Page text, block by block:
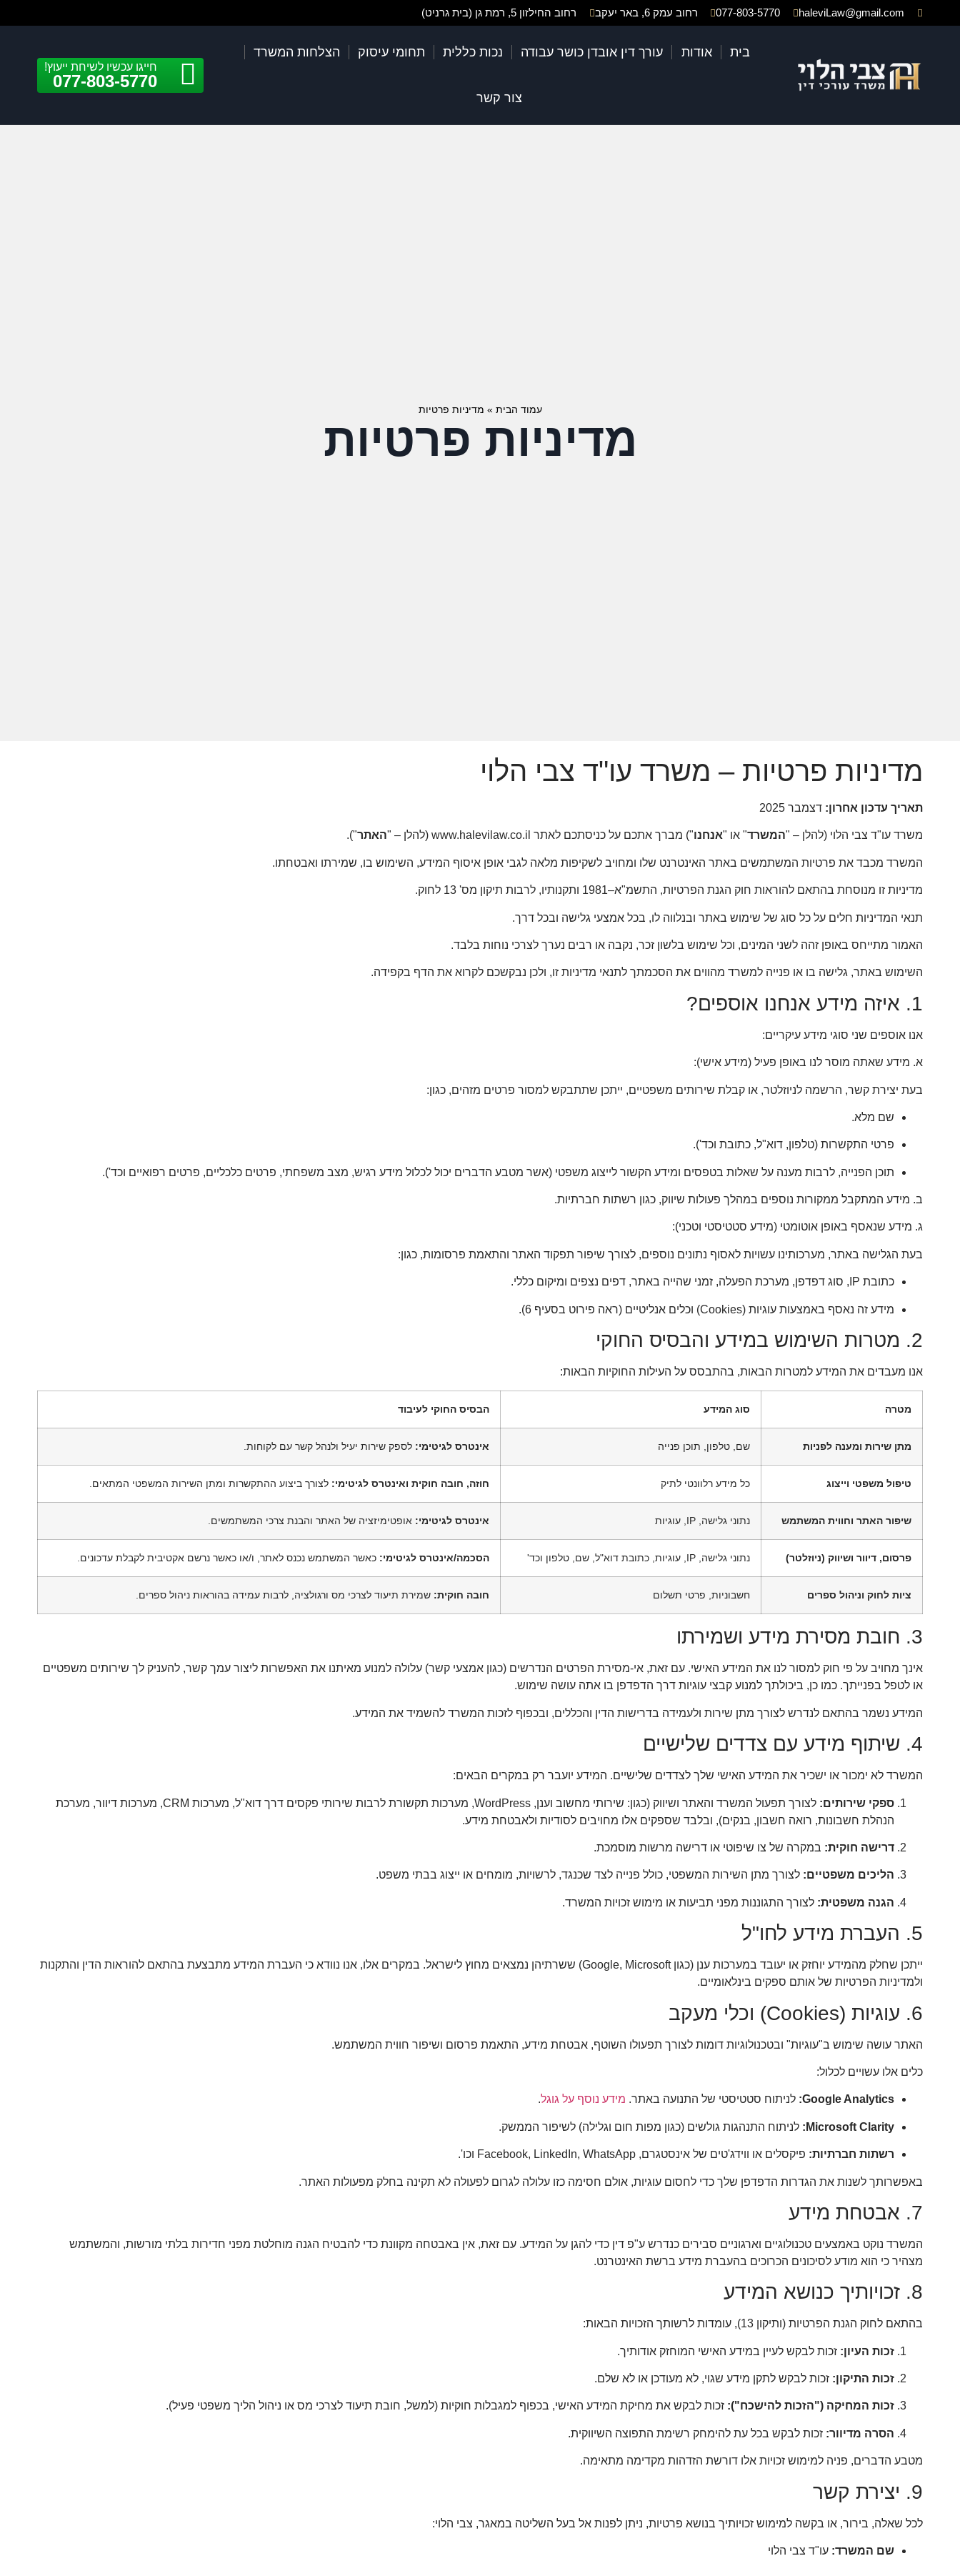
haleviLaw@gmail.com
077-803-5770 רחוב עמק 6, באר יעקב רחוב החילזון 5, רמת גן (בית גרניט)
בית אודות עורך דין אובדן כושר עבודה נכות כללית תחומי עיסוק הצלחות המשרד
צור קשר
חייגו עכשיו לשיחת ייעוץ!
077-803-5770
עמוד הבית » מדיניות פרטיות
מדיניות פרטיות
מדיניות פרטיות – משרד עו"ד צבי הלוי
תאריך עדכון אחרון: דצמבר 2025
משרד עו"ד צבי הלוי (להלן – "המשרד" או "אנחנו") מברך אתכם על כניסתכם לאתר www.halevilaw.co.il (להלן – " האתר").
המשרד מכבד את פרטיות המשתמשים באתר האינטרנט שלו ומחויב לשקיפות מלאה לגבי אופן איסוף המידע, השימוש בו, שמירתו ואבטחתו.
מדיניות זו מנוסחת בהתאם להוראות חוק הגנת הפרטיות, התשמ"א–1981 ותקנותיו, לרבות תיקון מס' 13 לחוק.
תנאי המדיניות חלים על כל סוג של שימוש באתר ובנלווה לו, בכל אמצעי גלישה ובכל דרך.
האמור מתייחס באופן זהה לשני המינים, וכל שימוש בלשון זכר, נקבה או רבים נערך לצרכי נוחות בלבד.
השימוש באתר, גלישה בו או פנייה למשרד מהווים את הסכמתך לתנאי מדיניות זו, ולכן נבקשכם לקרוא את הדף בקפידה.
1. איזה מידע אנחנו אוספים?
אנו אוספים שני סוגי מידע עיקריים:
א. מידע שאתה מוסר לנו באופן פעיל (מידע אישי):
בעת יצירת קשר, הרשמה לניוזלטר, או קבלת שירותים משפטיים, ייתכן שתתבקש למסור פרטים מזהים, כגון:
שם מלא.
פרטי התקשרות (טלפון, דוא"ל, כתובת וכד').
תוכן הפנייה, לרבות מענה על שאלות בטפסים ומידע הקשור לייצוג משפטי (אשר מטבע הדברים יכול לכלול מידע רגיש, מצב משפחתי, פרטים כלכליים, פרטים רפואיים וכד').
ב. מידע המתקבל ממקורות נוספים במהלך פעולות שיווק, כגון רשתות חברתיות.
ג. מידע שנאסף באופן אוטומטי (מידע סטטיסטי וטכני):
בעת הגלישה באתר, מערכותינו עשויות לאסוף נתונים נוספים, לצורך שיפור תפקוד האתר והתאמת פרסומות, כגון:
כתובת IP, סוג דפדפן, מערכת הפעלה, זמני שהייה באתר, דפים נצפים ומיקום כללי.
מידע זה נאסף באמצעות עוגיות (Cookies) וכלים אנליטיים (ראה פירוט בסעיף 6).
2. מטרות השימוש במידע והבסיס החוקי
אנו מעבדים את המידע למטרות הבאות, בהתבסס על העילות החוקיות הבאות:
מטרה סוג המידע הבסיס החוקי לעיבוד
מתן שירות ומענה לפניות שם, טלפון, תוכן פנייה אינטרס לגיטימי: לספק שירות יעיל ולנהל קשר עם לקוחות.
טיפול משפטי וייצוג כל מידע רלוונטי לתיק חוזה, חובה חוקית ואינטרס לגיטימי: לצורך ביצוע ההתקשרות ומתן השירות המשפטי המתאים.
שיפור האתר וחווית המשתמש נתוני גלישה, IP, עוגיות אינטרס לגיטימי: אופטימיזציה של האתר והבנת צרכי המשתמשים.
פרסום, דיוור ושיווק (ניוזלטר) נתוני גלישה, IP, עוגיות, כתובת דוא"ל, שם, טלפון וכד' הסכמה/אינטרס לגיטימי: כאשר המשתמש נכנס לאתר, ו/או כאשר נרשם אקטיבית לקבלת עדכונים.
ציות לחוק וניהול ספרים חשבוניות, פרטי תשלום חובה חוקית: שמירת תיעוד לצרכי מס ורגולציה, לרבות עמידה בהוראות ניהול ספרים.
3. חובת מסירת מידע ושמירתו
אינך מחויב על פי חוק למסור לנו את המידע האישי. עם זאת, אי-מסירת הפרטים הנדרשים (כגון אמצעי קשר) עלולה למנוע מאיתנו את האפשרות ליצור עמך קשר, להעניק לך שירותים משפטיים
או לטפל בפנייתך. כמו כן, ביכולתך למנוע קבצי עוגיות דרך הדפדפן בו אתה עושה שימוש.
המידע נשמר בהתאם לנדרש לצורך מתן שירות ולעמידה בדרישות הדין והכללים, ובכפוף לזכות המשרד להשמיד את המידע.
4. שיתוף מידע עם צדדים שלישיים
המשרד לא ימכור או ישכיר את המידע האישי שלך לצדדים שלישיים. המידע יועבר רק במקרים הבאים:
ספקי שירותים:
לצורך תפעול המשרד והאתר ושיווק (כגון: שירותי מחשוב וענן, WordPress, מערכות תקשורת לרבות שירותי פקסים דרך דוא"ל, מערכות CRM, מערכות דיוור, מערכת
הנהלת חשבונות, רואה חשבון, בנקים), ובלבד שספקים אלו מחויבים לסודיות ולאבטחת מידע.
דרישה חוקית: במקרה של צו שיפוטי או דרישה מרשות מוסמכת.
הליכים משפטיים: לצורך מתן השירות המשפטי, כולל פנייה לצד שכנגד, לרשויות, מומחים או ייצוג בבתי משפט.
הגנה משפטית: לצורך התגוננות מפני תביעות או מימוש זכויות המשרד.
5. העברת מידע לחו"ל
ייתכן שחלק מהמידע יוחזק או יעובד במערכות ענן (כגון Google, Microsoft) ששרתיהן נמצאים מחוץ לישראל. במקרים אלו, אנו נוודא כי העברת המידע מתבצעת בהתאם להוראות הדין והתקנות
ולמדיניות הפרטיות של אותם ספקים בינלאומיים.
6. עוגיות (Cookies) וכלי מעקב
האתר עושה שימוש ב"עוגיות" ובטכנולוגיות דומות לצורך תפעולו השוטף, אבטחת מידע, התאמת פרסום ושיפור חווית המשתמש.
כלים אלו עשויים לכלול:
Google Analytics: לניתוח סטטיסטי של התנועה באתר. מידע נוסף על גוגל.
Microsoft Clarity: לניתוח התנהגות גולשים (כגון מפות חום וגלילה) לשיפור הממשק.
רשתות חברתיות: פיקסלים או ווידג'טים של אינסטגרם, Facebook, LinkedIn, WhatsApp וכו'.
באפשרותך לשנות את הגדרות הדפדפן שלך כדי לחסום עוגיות, אולם חסימה כזו עלולה לגרום לפעולה לא תקינה בחלק מפעולות האתר.
7. אבטחת מידע
המשרד נוקט באמצעים טכנולוגיים וארגוניים סבירים כנדרש ע"פ דין כדי להגן על המידע. עם זאת, אין באבטחה מקוונת כדי להבטיח הגנה מוחלטת מפני חדירות בלתי מורשות, והמשתמש
מצהיר כי הוא מודע לסיכונים הכרוכים בהעברת מידע ברשת האינטרנט.
8. זכויותיך כנושא המידע
בהתאם לחוק הגנת הפרטיות (ותיקון 13), עומדות לרשותך הזכויות הבאות:
זכות העיון: זכות לבקש לעיין במידע האישי המוחזק אודותיך.
זכות התיקון: זכות לבקש לתקן מידע שגוי, לא מעודכן או לא שלם.
זכות המחיקה ("הזכות להישכח"): זכות לבקש את מחיקת המידע האישי, בכפוף למגבלות חוקיות (למשל, חובת תיעוד לצרכי מס או ניהול הליך משפטי פעיל).
הסרה מדיוור: זכות לבקש בכל עת להימחק רשימת התפוצה השיווקית.
מטבע הדברים, פניה למימוש זכויות אלו דורשת הזדהות מקדימה מתאימה.
9. יצירת קשר
לכל שאלה, בירור, או בקשה למימוש זכויותיך בנושא פרטיות, ניתן לפנות אל בעל השליטה במאגר, צבי הלוי:
שם המשרד: עו"ד צבי הלוי